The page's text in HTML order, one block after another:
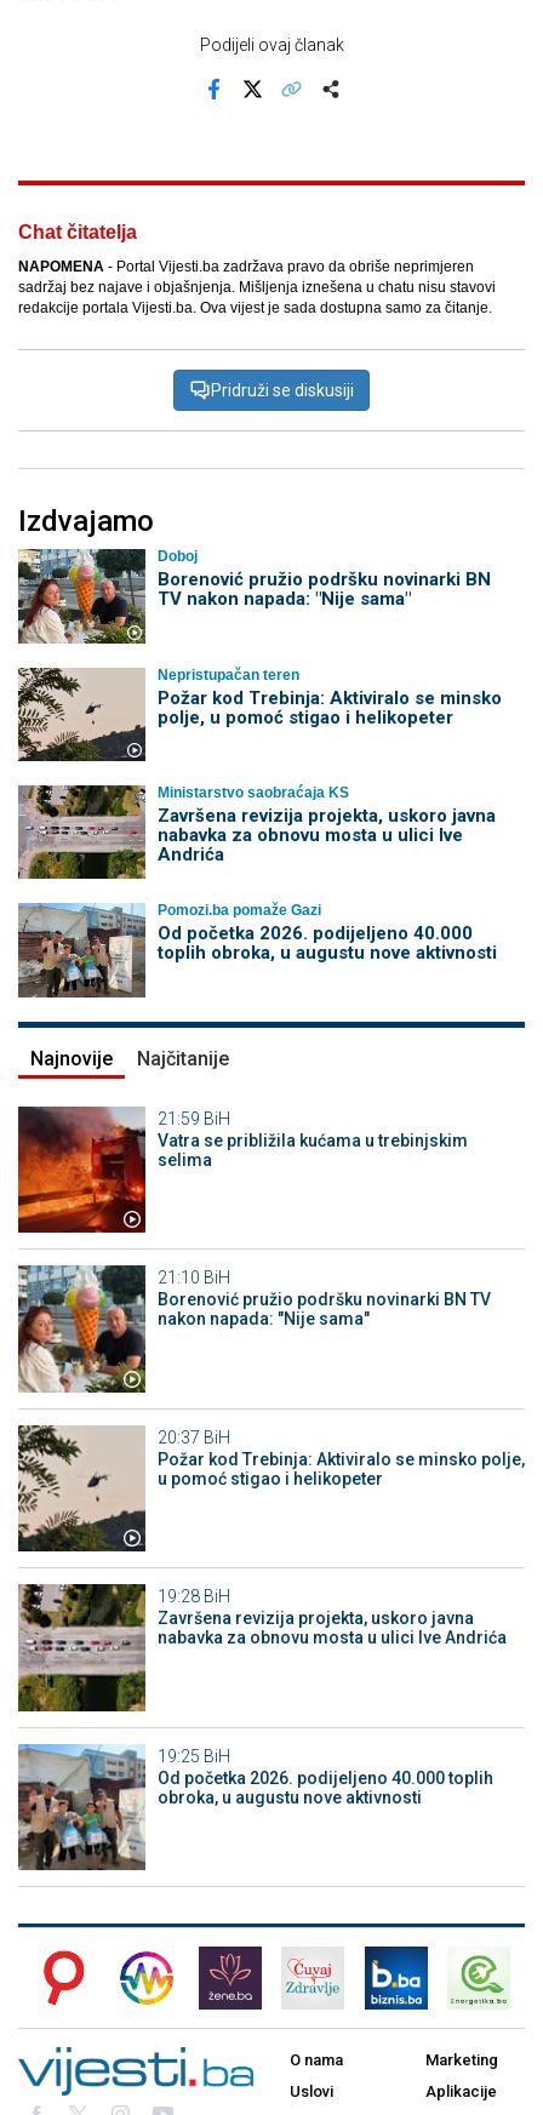
Podijeli ovaj članak
Chat čitatelja
NAPOMENA - Portal Vijesti.ba zadržava pravo da obriše neprimjeren
sadržaj bez najave i objašnjenja. Mišljenja iznešena u chatu nisu stavovi
redakcije portala Vijesti.ba. Ova vijest je sada dostupna samo za čitanje.
Pridruži se diskusiji
Izdvajamo
Doboj
Borenović pružio podršku novinarki BN
TV nakon napada: "Nije sama"
Nepristupačan teren
Požar kod Trebinja: Aktiviralo se minsko
polje, u pomoć stigao i helikopeter
Ministarstvo saobraćaja KS
Završena revizija projekta, uskoro javna
nabavka za obnovu mosta u ulici Ive
Andrića
Pomozi.ba pomaže Gazi
Od početka 2026. podijeljeno 40.000
toplih obroka, u augustu nove aktivnosti
Najnovije Najčitanije
21:59 BiH
Vatra se približila kućama u trebinjskim
selima
21:10 BiH
Borenović pružio podršku novinarki BN TV
nakon napada: "Nije sama"
20:37 BiH
Požar kod Trebinja: Aktiviralo se minsko polje,
u pomoć stigao i helikopeter
19:28 BiH
Završena revizija projekta, uskoro javna
nabavka za obnovu mosta u ulici Ive Andrića
19:25 BiH
Od početka 2026. podijeljeno 40.000 toplih
obroka, u augustu nove aktivnosti
O nama
Uslovi
Marketing
Aplikacije